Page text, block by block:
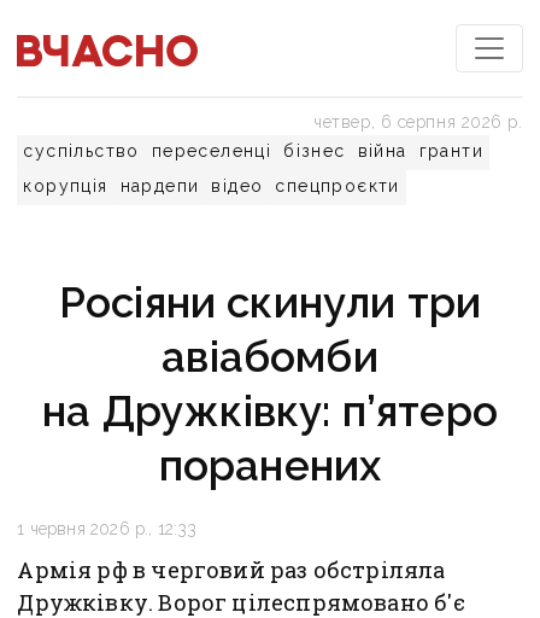
суспільство переселенці бізнес війна
гранти
корупція
нардепи відео спецпроєкти
четвер, 6 серпня 2026 р.
Росіяни скинули три
авіабомби
на Дружківку: п’ятеро
поранених
1 червня 2026 р., 12:33
Армія рф в черговий раз обстріляла
Дружківку. Ворог цілеспрямовано б'є